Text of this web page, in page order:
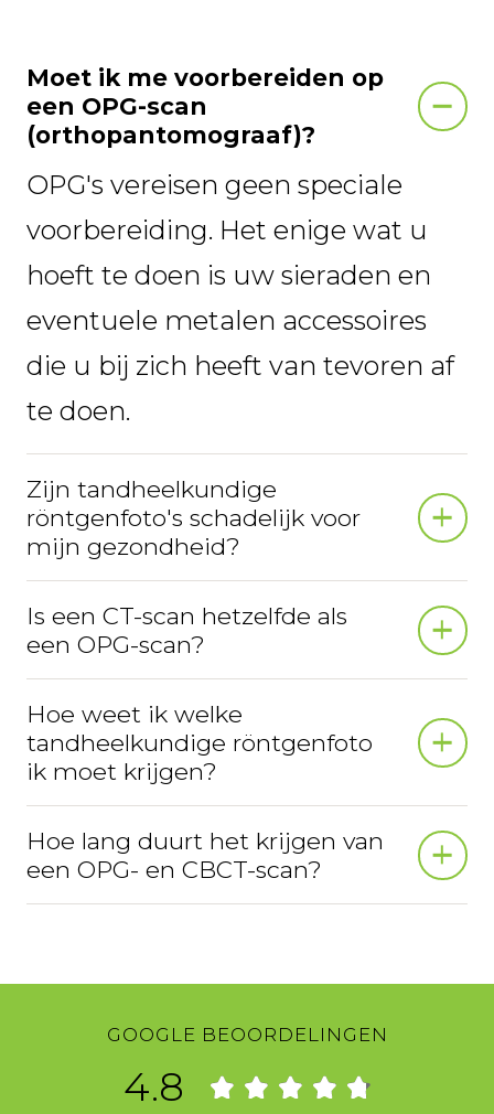
Moet ik me voorbereiden op
een OPG-scan
(orthopantomograaf)?
OPG's vereisen geen speciale
voorbereiding. Het enige wat u
hoeft te doen is uw sieraden en
eventuele metalen accessoires
die u bij zich heeft van tevoren af
te doen.
Zijn tandheelkundige
röntgenfoto's schadelijk voor
mijn gezondheid?
Is een CT-scan hetzelfde als
een OPG-scan?
Hoe weet ik welke
tandheelkundige röntgenfoto
ik moet krijgen?
Hoe lang duurt het krijgen van
een OPG- en CBCT-scan?
GOOGLE BEOORDELINGEN
4.8